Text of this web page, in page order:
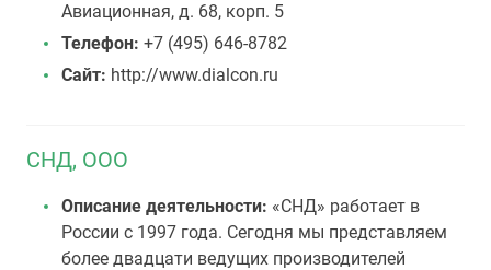
Авиационная, д. 68, корп. 5
Телефон: +7 (495) 646-8782
Сайт: http://www.dialcon.ru
СНД, ООО
Описание деятельности: «СНД» работает в
России с 1997 года. Сегодня мы представляем
более двадцати ведущих производителей